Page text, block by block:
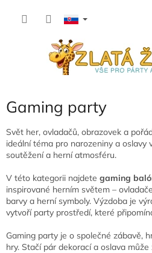
Gaming party
Svět her, ovladačů, obrazovek a
ideální téma pro narozeniny a oslavy
soutěžení a herní atmosféru.
V této kategorii najdete gaming
inspirované herním světem –
barvy a herní symboly. Výzdoba je
vytvoří party prostředí, které
Gaming party je o společné zábavě,
hry. Stačí pár dekorací a oslava může